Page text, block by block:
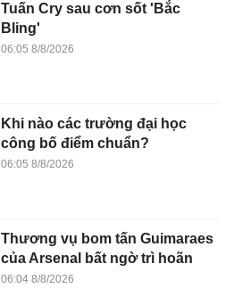
Tuấn Cry sau cơn sốt 'Bắc
Bling'
06:05 8/8/2026
Khi nào các trường đại học
công bố điểm chuẩn?
06:05 8/8/2026
Thương vụ bom tấn Guimaraes
của Arsenal bất ngờ trì hoãn
06:04 8/8/2026